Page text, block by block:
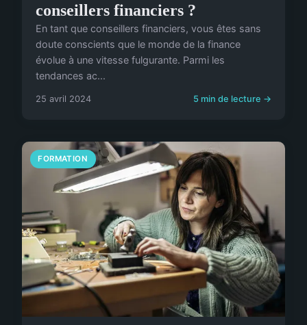
conseillers financiers ?
En tant que conseillers financiers, vous êtes sans
doute conscients que le monde de la finance
évolue à une vitesse fulgurante. Parmi les
tendances ac...
25 avril 2024 5 min de lecture →
FORMATION